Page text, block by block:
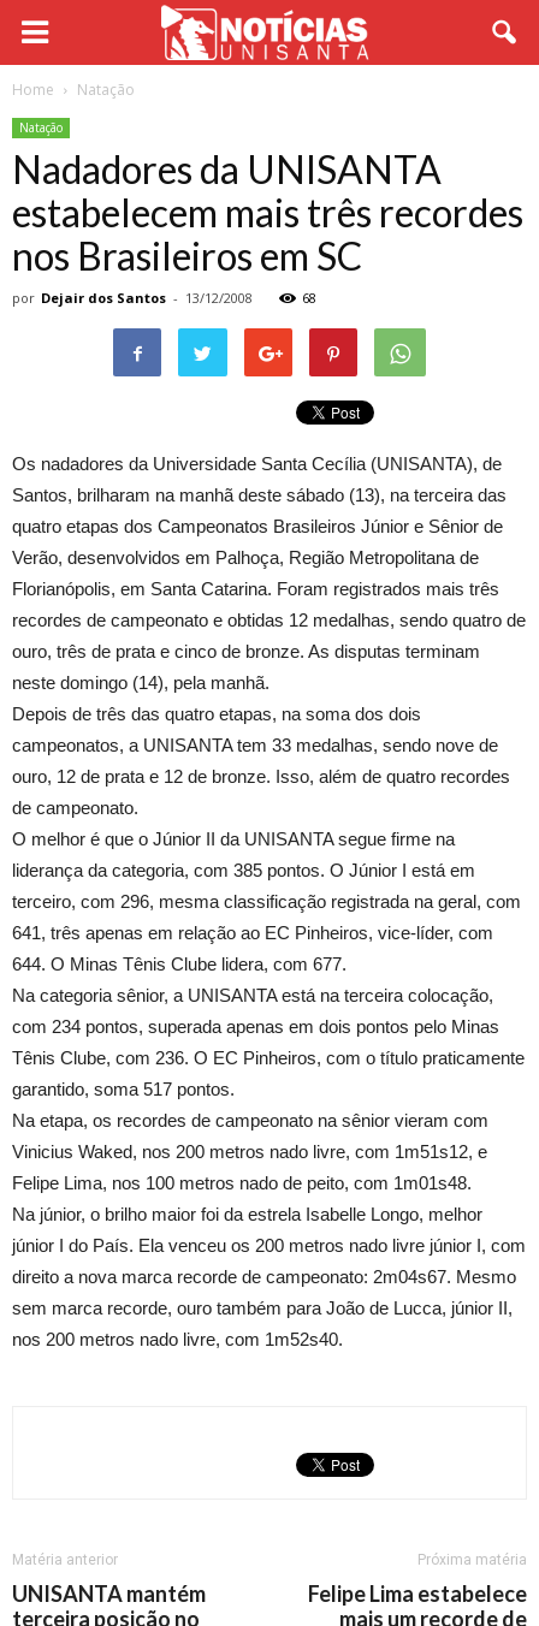
Home Natação
Natação
Nadadores da UNISANTA
estabelecem mais três recordes
nos Brasileiros em SC
por Dejair dos Santos - 13/12/2008 68
Os nadadores da Universidade Santa Cecília (UNISANTA), de
Santos, brilharam na manhã deste sábado (13), na terceira das
quatro etapas dos Campeonatos Brasileiros Júnior e Sênior de
Verão, desenvolvidos em Palhoça, Região Metropolitana de
Florianópolis, em Santa Catarina. Foram registrados mais três
recordes de campeonato e obtidas 12 medalhas, sendo quatro de
ouro, três de prata e cinco de bronze. As disputas terminam
neste domingo (14), pela manhã.
Depois de três das quatro etapas, na soma dos dois
campeonatos, a UNISANTA tem 33 medalhas, sendo nove de
ouro, 12 de prata e 12 de bronze. Isso, além de quatro recordes
de campeonato.
O melhor é que o Júnior II da UNISANTA segue firme na
liderança da categoria, com 385 pontos. O Júnior I está em
terceiro, com 296, mesma classificação registrada na geral, com
641, três apenas em relação ao EC Pinheiros, vice-líder, com
644. O Minas Tênis Clube lidera, com 677.
Na categoria sênior, a UNISANTA está na terceira colocação,
com 234 pontos, superada apenas em dois pontos pelo Minas
Tênis Clube, com 236. O EC Pinheiros, com o título praticamente
garantido, soma 517 pontos.
Na etapa, os recordes de campeonato na sênior vieram com
Vinicius Waked, nos 200 metros nado livre, com 1m51s12, e
Felipe Lima, nos 100 metros nado de peito, com 1m01s48.
Na júnior, o brilho maior foi da estrela Isabelle Longo, melhor
júnior I do País. Ela venceu os 200 metros nado livre júnior I, com
direito a nova marca recorde de campeonato: 2m04s67. Mesmo
sem marca recorde, ouro também para João de Lucca, júnior II,
nos 200 metros nado livre, com 1m52s40.
Matéria anterior
UNISANTA mantém
terceira posição no
Próxima matéria
Felipe Lima estabelece
mais um recorde de